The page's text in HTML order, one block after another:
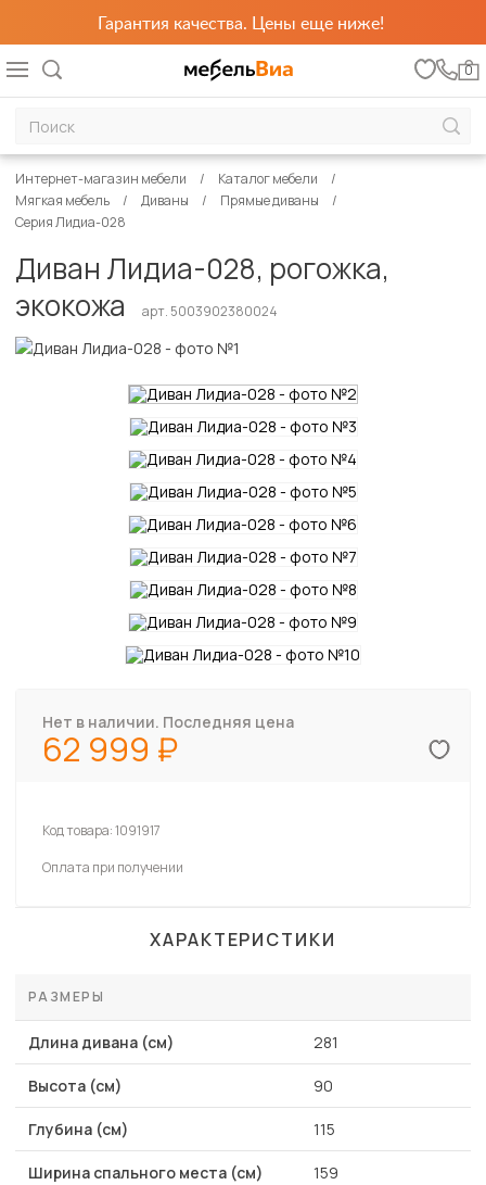
Гарантия качества. Цены еще ниже!
0
Интернет-магазин мебели
Каталог мебели
Мягкая мебель
Диваны
Прямые диваны
Серия Лидиа-028
Диван Лидиа-028, рогожка,
экокожа
арт. 5003902380024
Нет в наличии. Последняя цена
62 999
Код товара:1091917
Оплата при получении
ХАРАКТЕРИСТИКИ
РАЗМЕРЫ
Длина дивана (см) 281
Высота (см) 90
Глубина (см) 115
Ширина спального места (см) 159